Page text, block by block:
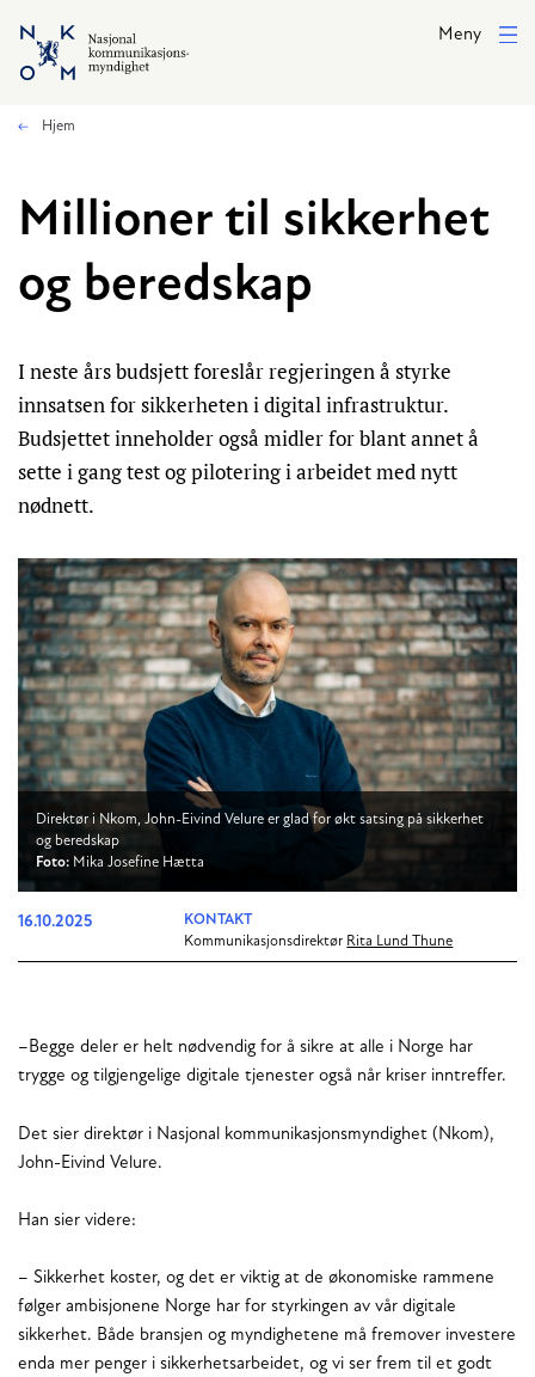
Hopp til hovedinnhold
Meny
Hjem
Millioner til sikkerhet
og beredskap
I neste års budsjett foreslår regjeringen å styrke
innsatsen for sikkerheten i digital infrastruktur.
Budsjettet inneholder også midler for blant annet å
sette i gang test og pilotering i arbeidet med nytt
nødnett.
Direktør i Nkom, John-Eivind Velure er glad for økt satsing på sikkerhet
og beredskap
Foto: Mika Josefine Hætta
16.10.2025
KONTAKT
Kommunikasjonsdirektør Rita Lund Thune
–Begge deler er helt nødvendig for å sikre at alle i Norge har
trygge og tilgjengelige digitale tjenester også når kriser inntreffer.
Det sier direktør i Nasjonal kommunikasjonsmyndighet (Nkom),
John-Eivind Velure.
Han sier videre:
– Sikkerhet koster, og det er viktig at de økonomiske rammene
følger ambisjonene Norge har for styrkingen av vår digitale
sikkerhet. Både bransjen og myndighetene må fremover investere
enda mer penger i sikkerhetsarbeidet, og vi ser frem til et godt